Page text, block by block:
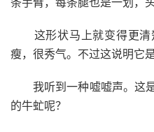
条手臂，每条腿也是一划，
这形状马上就变得更清
瘦，很秀气。不过这说明它
我听到一种嘘嘘声。这是
的牛虻呢？